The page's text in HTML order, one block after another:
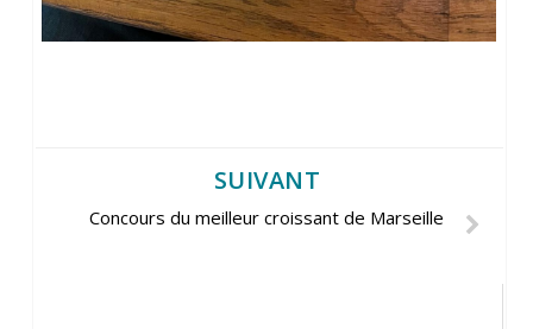
SUIVANT
Concours du meilleur croissant de Marseille